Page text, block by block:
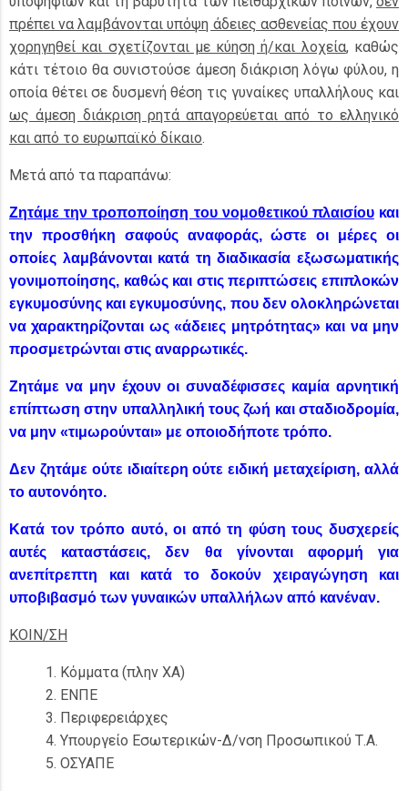
πρέπει να λαμβάνονται υπόψη άδειες ασθενείας που έχουν
χορηγηθεί και σχετίζονται με κύηση ή/και λοχεία, καθώς
κάτι τέτοιο θα συνιστούσε άμεση διάκριση λόγω φύλου, η
οποία θέτει σε δυσμενή θέση τις γυναίκες υπαλλήλους και
ως άμεση διάκριση ρητά απαγορεύεται από το ελληνικό
και από το ευρωπαϊκό δίκαιο.
Μετά από τα παραπάνω:
Ζητάμε την τροποποίηση του νομοθετικού πλαισίουκαι
την προσθήκη σαφούς αναφοράς, ώστε οι μέρες οι
οποίες λαμβάνονται κατά τη διαδικασία εξωσωματικής
γονιμοποίησης, καθώς και στις περιπτώσεις επιπλοκών
εγκυμοσύνης και εγκυμοσύνης, που δεν ολοκληρώνεται
να χαρακτηρίζονται ως «άδειες μητρότητας» και να μην
προσμετρώνται στις αναρρωτικές.
Ζητάμε να μην έχουν οι συναδέφισσες καμία αρνητική
επίπτωση στην υπαλληλική τους ζωή και σταδιοδρομία,
να μην «τιμωρούνται» με οποιοδήποτε τρόπο.
Δεν ζητάμε ούτε ιδιαίτερη ούτε ειδική μεταχείριση, αλλά
το αυτονόητο.
Κατά τον τρόπο αυτό, οι από τη φύση τους δυσχερείς
αυτές καταστάσεις, δεν θα γίνονται αφορμή για
ανεπίτρεπτη και κατά το δοκούν χειραγώγηση και
υποβιβασμό των γυναικών υπαλλήλων από κανέναν.
ΚΟΙΝ/ΣΗ
Κόμματα (πλην ΧΑ)
ΕΝΠΕ
Περιφερειάρχες
Υπουργείο Εσωτερικών-Δ/νση Προσωπικού Τ.Α.
ΟΣΥΑΠΕ